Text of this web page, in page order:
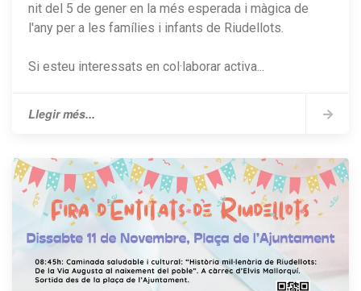
nit del 5 de gener en la més esperada i màgica de
l'any per a les famílies i infants de Riudellots.
Si esteu interessats en col·laborar activa...
Llegir més...